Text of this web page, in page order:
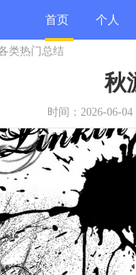
首页 个人
类热门总结
秋
时间：2026-06-04